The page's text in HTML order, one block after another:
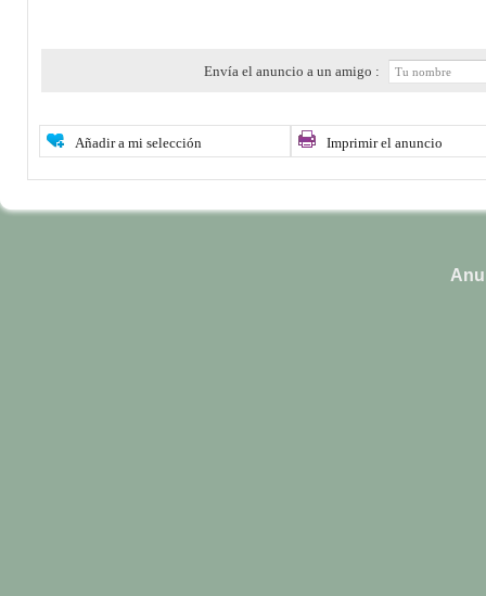
Envía el anuncio a un amigo :
Añadir a mi selección Imprimir el anuncio